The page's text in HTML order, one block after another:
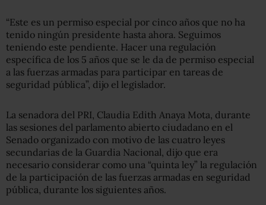
“Este es un permiso especial por cinco años que no ha
tenido ningún presidente hasta ahora. Seguimos
teniendo este pendiente. Hacer una regulación
específica de los 5 años que se le da de permiso especial
a las fuerzas armadas para participar en tareas de
seguridad pública”, dijo el legislador.
La senadora del PRI, Claudia Edith Anaya Mota, durante
las sesiones del parlamento abierto ciudadano en el
Senado organizado con motivo de las cuatro leyes
secundarias de la Guardia Nacional, dijo que era
necesario considerar como una “quinta ley” la regulación
de la participación de las fuerzas armadas en seguridad
pública, durante los siguientes años.